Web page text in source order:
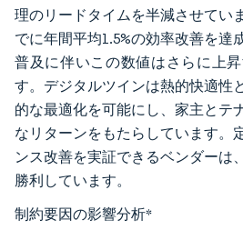
理のリードタイムを半減させてい
でに年間平均1.5%の効率改善を達
普及に伴いこの数値はさらに上
す。デジタルツインは熱的快適性
的な最適化を可能にし、家主とテ
なリターンをもたらしています。
ンス改善を実証できるベンダーは
勝利しています。
制約要因の影響分析*